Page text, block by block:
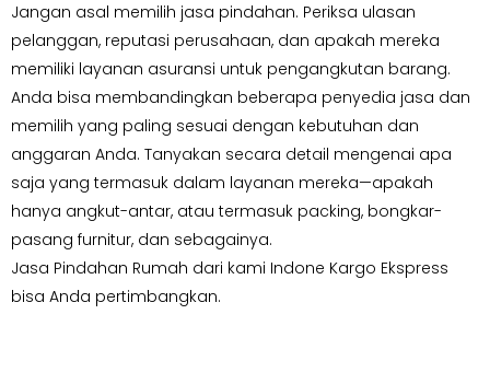
Jangan asal memilih jasa pindahan. Periksa ulasan
pelanggan, reputasi perusahaan, dan apakah mereka
memiliki layanan asuransi untuk pengangkutan barang.
Anda bisa membandingkan beberapa penyedia jasa dan
memilih yang paling sesuai dengan kebutuhan dan
anggaran Anda. Tanyakan secara detail mengenai apa
saja yang termasuk dalam layanan mereka—apakah
hanya angkut-antar, atau termasuk packing, bongkar-
pasang furnitur, dan sebagainya.
Jasa Pindahan Rumah dari kami Indone Kargo Ekspress
bisa Anda pertimbangkan.